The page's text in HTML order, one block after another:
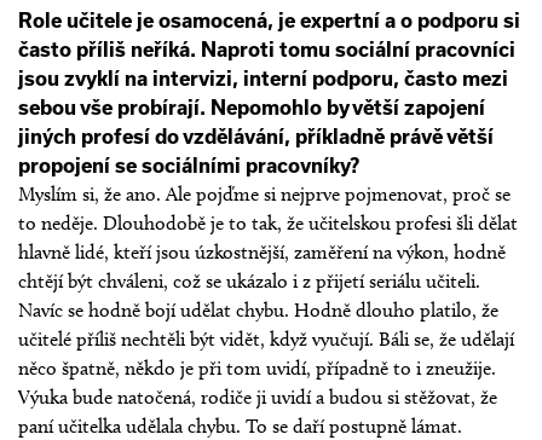
Role učitele je osamocená, je expertní a o podporu si
často příliš neříká. Naproti tomu sociální pracovníci
jsou zvyklí na intervizi, interní podporu, často mezi
sebou vše probírají. Nepomohlo by větší zapojení
jiných profesí do vzdělávání, příkladně právě větší
propojení se sociálními pracovníky?
Myslím si, že ano. Ale pojďme si nejprve pojmenovat, proč se
to neděje. Dlouhodobě je to tak, že učitelskou profesi šli dělat
hlavně lidé, kteří jsou úzkostnější, zaměření na výkon, hodně
chtějí být chváleni, což se ukázalo i z přijetí seriálu učiteli.
Navíc se hodně bojí udělat chybu. Hodně dlouho platilo, že
učitelé příliš nechtěli být vidět, když vyučují. Báli se, že udělají
něco špatně, někdo je při tom uvidí, případně to i zneužije.
Výuka bude natočená, rodiče ji uvidí a budou si stěžovat, že
paní učitelka udělala chybu. To se daří postupně lámat.